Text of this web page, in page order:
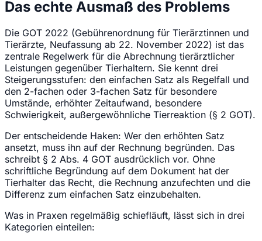
Das echte Ausmaß des Problems
Die GOT 2022 (Gebührenordnung für Tierärztinnen und
Tierärzte, Neufassung ab 22. November 2022) ist das
zentrale Regelwerk für die Abrechnung tierärztlicher
Leistungen gegenüber Tierhaltern. Sie kennt drei
Steigerungsstufen: den einfachen Satz als Regelfall und
den 2-fachen oder 3-fachen Satz für besondere
Umstände, erhöhter Zeitaufwand, besondere
Schwierigkeit, außergewöhnliche Tierreaktion (§ 2 GOT).
Der entscheidende Haken: Wer den erhöhten Satz
ansetzt, muss ihn auf der Rechnung begründen. Das
schreibt § 2 Abs. 4 GOT ausdrücklich vor. Ohne
schriftliche Begründung auf dem Dokument hat der
Tierhalter das Recht, die Rechnung anzufechten und die
Differenz zum einfachen Satz einzubehalten.
Was in Praxen regelmäßig schiefläuft, lässt sich in drei
Kategorien einteilen: